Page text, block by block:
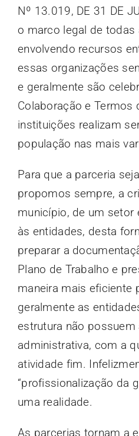
Nº 13.019, DE 31 DE
o marco legal de todas
envolvendo recursos
essas organizações
e geralmente são
Colaboração e Termos
instituições realizam
população nas mais
Para que a parceria
propomos sempre, a
município, de um setor
às entidades, desta
preparar a
Plano de Trabalho e
maneira mais eficiente
geralmente as
estrutura não
administrativa, com a
atividade fim.
“profissionalização da
uma realidade.
As parcerias tornam a